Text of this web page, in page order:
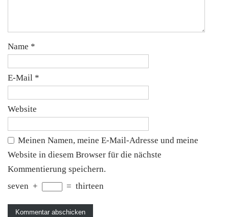
Name *
E-Mail *
Website
Meinen Namen, meine E-Mail-Adresse und meine
Website in diesem Browser für die nächste
Kommentierung speichern.
seven + = thirteen